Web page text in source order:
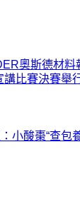
奧斯德材料
講比賽決賽舉
小酸棗“查包